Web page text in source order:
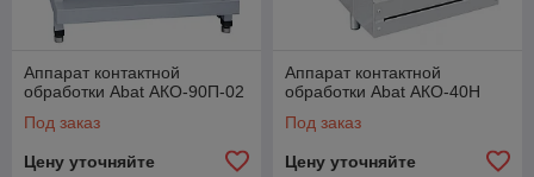
Аппарат контактной
обработки Abat АКО-90П-02
Под заказ
Цену уточняйте
Аппарат контактной
обработки Abat АКО-40Н
Под заказ
Цену уточняйте